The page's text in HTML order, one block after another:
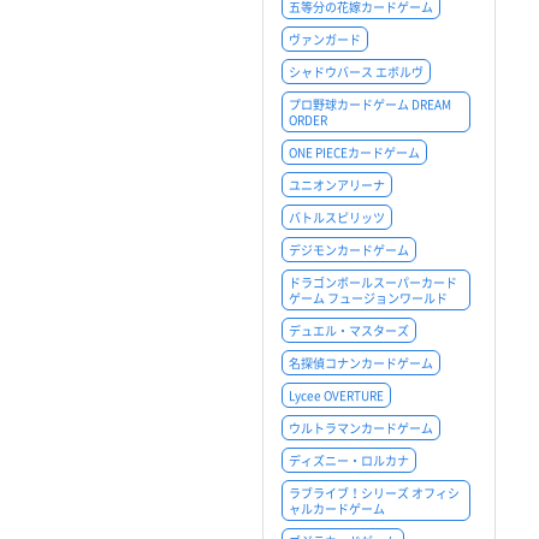
五等分の花嫁カードゲーム
ヴァンガード
シャドウバース エボルヴ
プロ野球カードゲーム DREAM
ORDER
ONE PIECEカードゲーム
ユニオンアリーナ
バトルスピリッツ
デジモンカードゲーム
ドラゴンボールスーパーカード
ゲーム フュージョンワールド
デュエル・マスターズ
名探偵コナンカードゲーム
Lycee OVERTURE
ウルトラマンカードゲーム
ディズニー・ロルカナ
ラブライブ！シリーズ オフィシ
ャルカードゲーム